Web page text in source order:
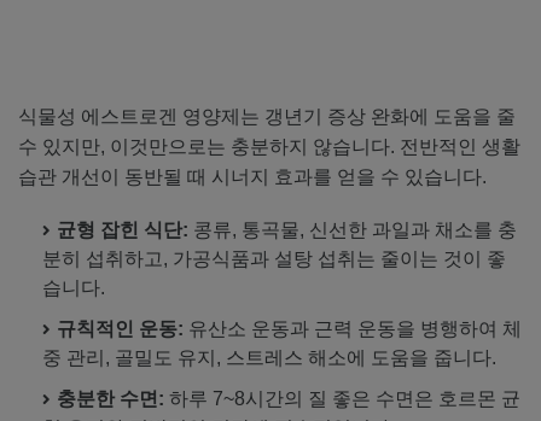
식물성 에스트로겐 영양제는 갱년기 증상 완화에 도움을 줄
수 있지만, 이것만으로는 충분하지 않습니다. 전반적인 생활
습관 개선이 동반될 때 시너지 효과를 얻을 수 있습니다.
균형 잡힌 식단: 콩류, 통곡물, 신선한 과일과 채소를 충
분히 섭취하고, 가공식품과 설탕 섭취는 줄이는 것이 좋
습니다.
규칙적인 운동: 유산소 운동과 근력 운동을 병행하여 체
중 관리, 골밀도 유지, 스트레스 해소에 도움을 줍니다.
충분한 수면: 하루 7~8시간의 질 좋은 수면은 호르몬 균